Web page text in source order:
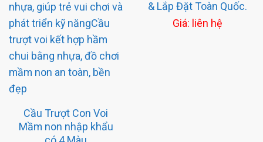
Cầu Trượt Con Voi
Mầm non nhập khẩu
& Lắp Đặt Toàn Quốc.
Giá: liên hệ